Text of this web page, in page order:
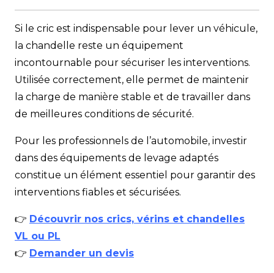
Si le cric est indispensable pour lever un véhicule,
la chandelle reste un équipement
incontournable pour sécuriser les interventions.
Utilisée correctement, elle permet de maintenir
la charge de manière stable et de travailler dans
de meilleures conditions de sécurité.
Pour les professionnels de l’automobile, investir
dans des équipements de levage adaptés
constitue un élément essentiel pour garantir des
interventions fiables et sécurisées.
👉 Découvrir nos crics, vérins et chandelles
VL ou PL
👉 Demander un devis